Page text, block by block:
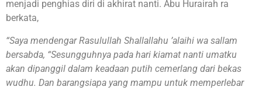
menjadi penghias diri di akhirat nanti. Abu Hurairah ra
berkata,
“Saya mendengar Rasulullah Shallallahu ’alaihi wa sallam
bersabda, “Sesungguhnya pada hari kiamat nanti umatku
akan dipanggil dalam keadaan putih cemerlang dari bekas
wudhu. Dan barangsiapa yang mampu untuk memperlebar